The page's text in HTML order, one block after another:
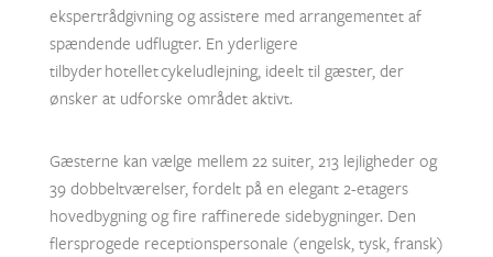
ekspertrådgivning og assistere med arrangementet af
spændende udflugter. En yderligere
tilbyder hotellet cykeludlejning, ideelt til gæster, der
ønsker at udforske området aktivt.
Gæsterne kan vælge mellem 22 suiter, 213 lejligheder og
39 dobbeltværelser, fordelt på en elegant 2-etagers
hovedbygning og fire raffinerede sidebygninger. Den
flersprogede receptionspersonale (engelsk, tysk, fransk)